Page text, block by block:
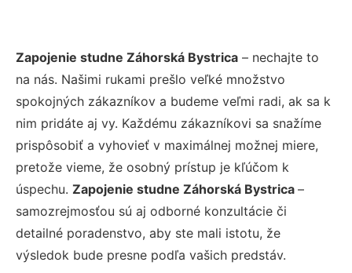
Zapojenie studne Záhorská Bystrica – nechajte to
na nás. Našimi rukami prešlo veľké množstvo
spokojných zákazníkov a budeme veľmi radi, ak sa k
nim pridáte aj vy. Každému zákazníkovi sa snažíme
prispôsobiť a vyhovieť v maximálnej možnej miere,
pretože vieme, že osobný prístup je kľúčom k
úspechu. Zapojenie studne Záhorská Bystrica –
samozrejmosťou sú aj odborné konzultácie či
detailné poradenstvo, aby ste mali istotu, že
výsledok bude presne podľa vašich predstáv.